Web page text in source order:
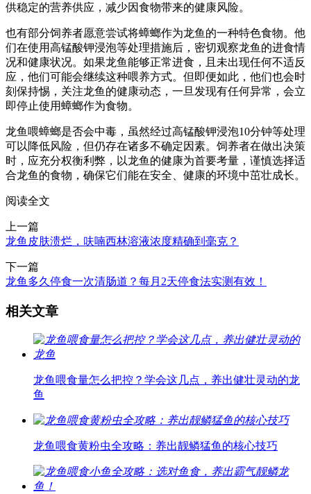
供稳定的营养供应，减少因食物带来的健康风险。
也有部分饲养者愿意尝试将蟑螂作为龙鱼的一种特色食物。他
们在使用高锰酸钾浸泡等处理措施后，密切观察龙鱼的进食情
况和健康状况。如果龙鱼能够正常进食，且未出现任何不适反
应，他们可能会继续这种喂养方式。但即便如此，他们也会时
刻保持惕，关注龙鱼的健康动态，一旦发现有任何异常，会立
即停止使用蟑螂作为食物。
龙鱼喂蟑螂是否会中毒，虽然经过高锰酸钾浸泡10分钟等处理
可以降低风险，但仍存在诸多不确定因素。饲养者在做出决策
时，应充分权衡利弊，以龙鱼的健康为首要考量，谨慎选择适
合龙鱼的食物，确保它们能在安全、健康的环境中茁壮成长。
阅读全文
上一篇
龙鱼皮肤溃烂，呋喃西林溶液浓度精确到毫克？
下一篇
龙鱼多久停食一次清肠道？每月2天停食法实测有效！
相关文章
龙鱼喂食量怎么把控？学会这几点，养出健壮灵动的龙
鱼
龙鱼喂食黄粉虫全攻略：养出靓鳞猛鱼的核心技巧